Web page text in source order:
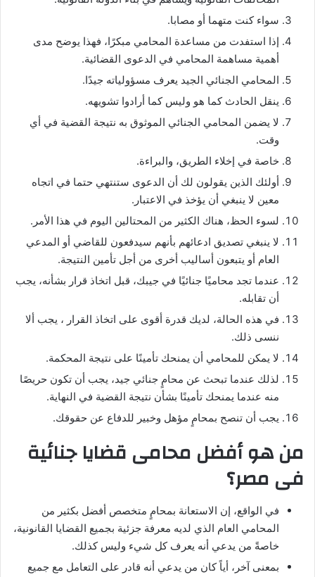
سواء كنت متهما أو مصابا.
إذا استفدت من مساعدة المحامي مبكرًا، فهذا يوضح مدى
أهمية مساهمة المحامي في الدعوى القضائية.
المحامي الجنائي الجيد يعرف مسؤولياته جيدًا.
ينقل الحادث كما هو وليس كما أرادوا تشويهه.
لا يضمن المحامي الجنائي الموثوق به نتيجة القضية في أي
وقت.
خاصة في إخلاء الطريق، والبراءة.
أولئك الذين يقولون لك أن الدعوى ستنتهي حتما في اتجاه
معين لا ينبغي أن يؤخذ في الاعتبار.
لسوء الحظ، هناك الكثير من المحتالين اليوم في هذا الأمر.
لا ينبغي تصديق ادعائهم بأنهم سيدفعون للقاضي أو المدعي
العام أو يتبعون أساليب أخرى من أجل تأمين النتيجة.
عندما تجد محاميًا جنائيًا في جيبك، قبل اتخاذ قرار بشأنه، يجب
أن تقابله.
في هذه الحالة، لديك قدرة أقوى على اتخاذ القرار ، يجب ألا
ننسى ذلك.
لا يمكن للمحامي أن يمنحك تأمينًا على نتيجة المحكمة.
لذلك عندما تبحث عن محامٍ جنائي جيد، يجب أن تكون حريصًا
منه عندما يمنحك تأمينًا بشأن نتيجة القضية في النهاية.
يجب أن تنصح بمحامٍ مؤهل وخبير للدفاع عن حقوقك.
من هو أفضل محامى قضايا جنائية
فى مصر؟
في الواقع، إن الاستعانة بمحامٍ متخصص أفضل بكثير من
المحامي العام الذي لديه معرفة جزئية بجميع القضايا القانونية،
خاصةً من يدعي أنه يعرف كل شيء وليس كذلك.
بمعنى آخر، أياً كان من يدعي أنه قادر على التعامل مع جميع